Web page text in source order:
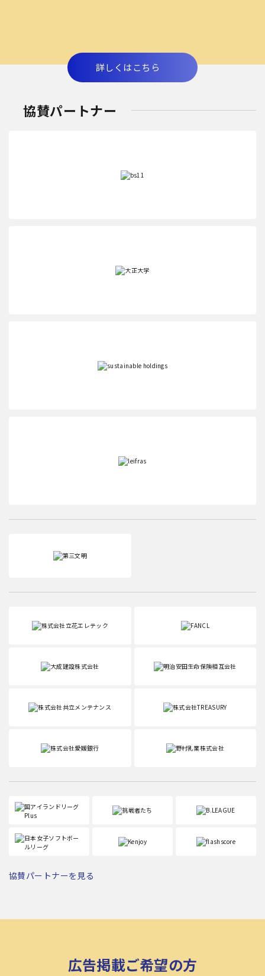
詳しくはこちら
協賛パートナー
協賛パートナーを見る
広告掲載ご希望の方